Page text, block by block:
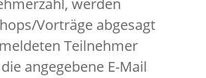
Vorträge abgesagt
Teilnehmer
angegebene E-Mail